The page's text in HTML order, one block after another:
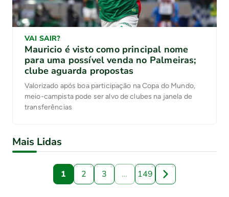
VAI SAIR?
Mauricio é visto como principal nome
para uma possível venda no Palmeiras;
clube aguarda propostas
Valorizado após boa participação na Copa do Mundo,
meio-campista pode ser alvo de clubes na janela de
transferências
Mais Lidas
1 2 3 … 149